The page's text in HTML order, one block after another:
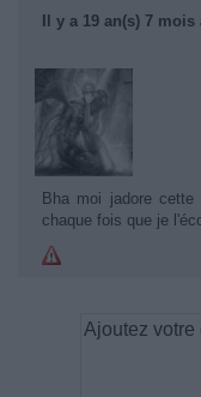
Il y a 19 an(s) 7 mois
Bha moi jadore
chaque fois que je